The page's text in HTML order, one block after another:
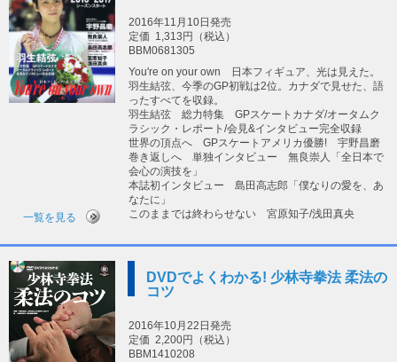
2016年11月10日発売
定価 1,313円（税込）
BBM0681305
You're on your own 日本フィギュア、光は見えた。
羽生結弦、今季のGP初戦は2位。カナダで見せた、語
ったすべてを収録。
羽生結弦 総力特集 GPスケートカナダ/オータムク
ラシック・レポート/会見&インタビュー完全収録
世界の頂点へ GPスケートアメリカ優勝! 宇野昌磨
巻き返しへ 単独インタビュー 無良崇人「全日本で
会心の演技を」
本誌初インタビュー 島田高志郎「僕なりの愛を、あ
なたに」
このままでは終わらせない 宮原知子/浅田真央
一覧を見る
DVDでよくわかる! 少林寺拳法 柔法の
コツ
2016年10月22日発売
定価 2,200円（税込）
BBM1410208